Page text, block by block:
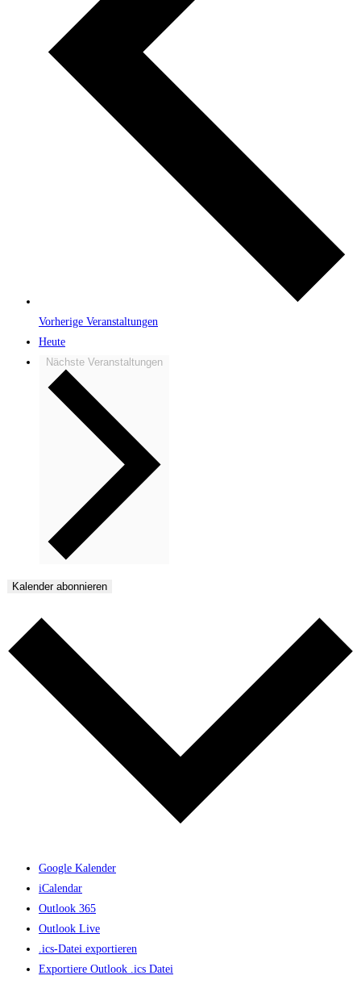
Vorherige Veranstaltungen
Heute
Nächste Veranstaltungen
Kalender abonnieren
Google Kalender
iCalendar
Outlook 365
Outlook Live
.ics-Datei exportieren
Exportiere Outlook .ics Datei